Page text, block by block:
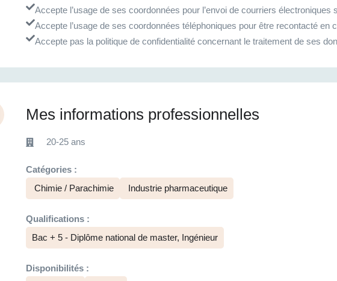
Accepte l’usage de ses coordonnées pour l’envoi de courriers
Accepte l’usage de ses coordonnées téléphoniques pour être recontacté en
Accepte pas la politique de confidentialité concernant le traitement de ses
Mes informations professionnelles
20-25 ans
Catégories :
Chimie / Parachimie
Industrie pharmaceutique
Qualifications :
Bac + 5 - Diplôme national de master, Ingénieur
Disponibilités :